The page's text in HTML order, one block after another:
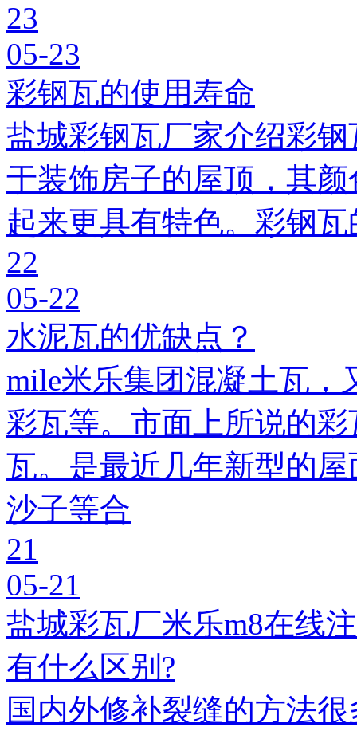
23
05-23
彩钢瓦的使用寿命
盐城彩钢瓦厂家介绍彩
于装饰房子的屋顶，其
起来更具有特色。彩钢
22
05-22
水泥瓦的优缺点？
mile米乐集团混凝土瓦，
彩瓦等。市面上所说的
瓦。是最近几年新型的
沙子等合
21
05-21
盐城彩瓦厂米乐m8在线
有什么区别?
国内外修补裂缝的方法